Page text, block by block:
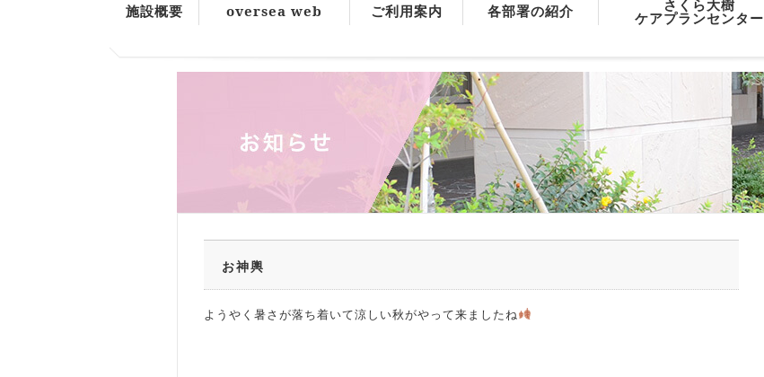
施設概要 oversea web ご利用案内 各部署の紹介 さくら大樹
ケアプランセンター
お神輿
ようやく暑さが落ち着いて涼しい秋がやって来ましたね